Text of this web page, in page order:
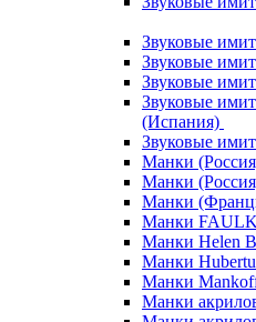
Звуковые
Звуковые
Звуковые
Звуковые
(Испания)
Звуковые
Манки
Манки
Манки
Манки
Манки Helen
Манки
Манки
Манки